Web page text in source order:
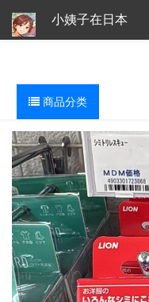
小姨子在日本
商品分类